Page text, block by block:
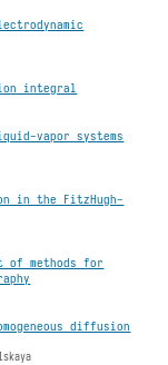
integral
vapor systems
in the FitzHugh-
of methods for
diffusion